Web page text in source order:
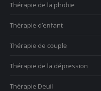
Thérapie de la phobie
Thérapie d’enfant
Thérapie de couple
Thérapie de la dépression
Thérapie Deuil